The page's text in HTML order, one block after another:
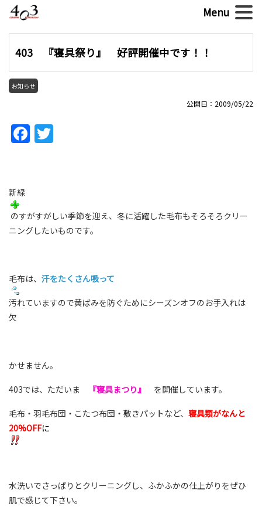
403 『寝具祭り』 好評開催中です！！
お知らせ
公開日：2009/05/22
Facebook
新緑
のすがすがしい季節を迎え、冬に活躍した毛布もそろそろクリー
ニングしたいものです。
毛布は、 汗をたくさん吸って
汚れていますので黄ばみを防ぐためにシーズンオフのお手入れは
欠
かせません。
403では、ただいま 『寝具まつり』 を開催しています。
毛布・羽毛布団・こたつ布団・敷きパットなど、 寝具類がなんと
20%OFFに
水洗いでさっぱりとクリーニングし、ふかふかの仕上がりをぜひ
肌で感じて下さい。